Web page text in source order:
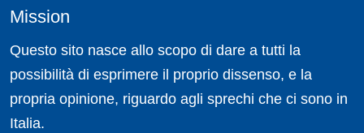
Mission
Questo sito nasce allo scopo di dare a tutti la
possibilità di esprimere il proprio dissenso, e la
propria opinione, riguardo agli sprechi che ci sono in
Italia.